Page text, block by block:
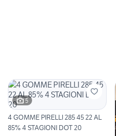
5
4 GOMME PIRELLI 285 45 22 AL
85% 4 STAGIONI DOT 20